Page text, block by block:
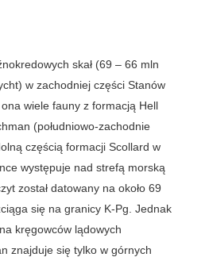
skał (69 – 66 mln
w zachodniej części Stanów
wiele fauny z formacją Hell
(południowo-zachodnie
częścią formacji Scollard w
występuje nad strefą morską
został datowany na około 69
się na granicy K-Pg. Jednak
kręgowców lądowych
znajduje się tylko w górnych